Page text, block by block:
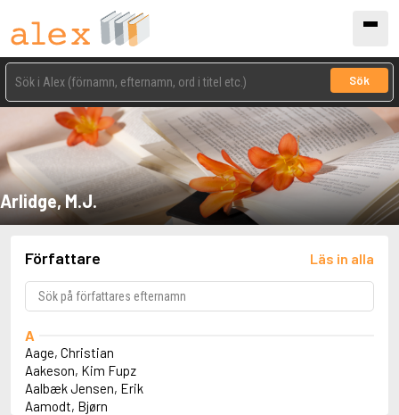
Sök
Arlidge, M.J.
Författare Läs in alla
A
Aage, Christian
Aakeson, Kim Fupz
Aalbæk Jensen, Erik
Aamodt, Bjørn